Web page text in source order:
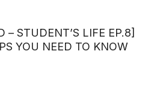
– STUDENT’S LIFE EP.8]
YOU NEED TO KNOW